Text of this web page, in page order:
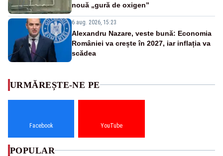
nouă „gură de oxigen”
6 aug. 2026, 15:23
Alexandru Nazare, veste bună: Economia
României va crește în 2027, iar inflația va
scădea
URMĂREȘTE-NE PE
Facebook YouTube
POPULAR